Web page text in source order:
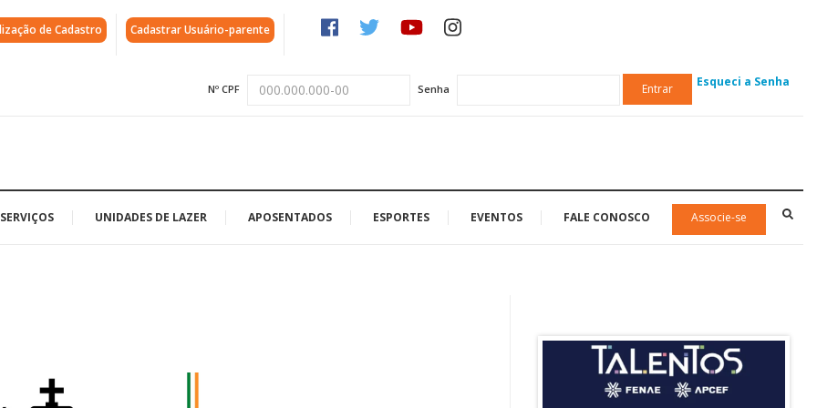
de Cadastro Cadastrar Usuário-parente
Nº CPF Senha Entrar Esqueci a Senha
SERVIÇOS UNIDADES DE LAZER APOSENTADOS ESPORTES EVENTOS FALE CONOSCO Associe-se